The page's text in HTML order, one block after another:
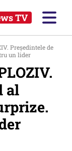
TV
Președintele de
un lider
al